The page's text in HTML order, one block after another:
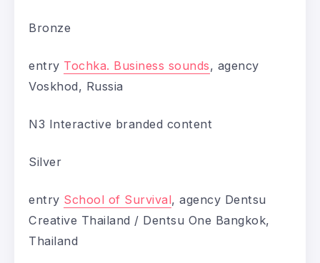
Bronze
entry Tochka. Business sounds, agency
Voskhod, Russia
N3 Interactive branded content
Silver
entry School of Survival, agency Dentsu
Creative Thailand / Dentsu One Bangkok,
Thailand